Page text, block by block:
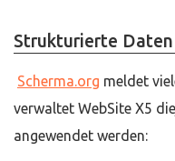
Strukturierte Daten
Scherma.org meldet
verwaltet WebSite X5
angewendet werden: